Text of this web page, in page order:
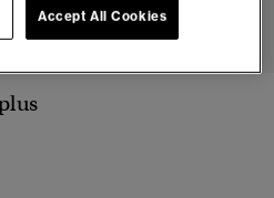
2
Accept All Cookies